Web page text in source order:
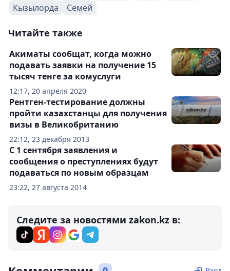
Кызылорда
Семей
Читайте также
12:17, 20 апреля 2020
Акиматы сообщат, когда можно
подавать заявки на получение 15
тысяч тенге за комуслуги
22:12, 23 декабря 2013
Рентген-тестирование должны
пройти казахстанцы для получения
визы в Великобританию
23:22, 27 августа 2014
С 1 сентября заявления и
сообщения о преступлениях будут
подаваться по новым образцам
Следите за новостями zakon.kz в: